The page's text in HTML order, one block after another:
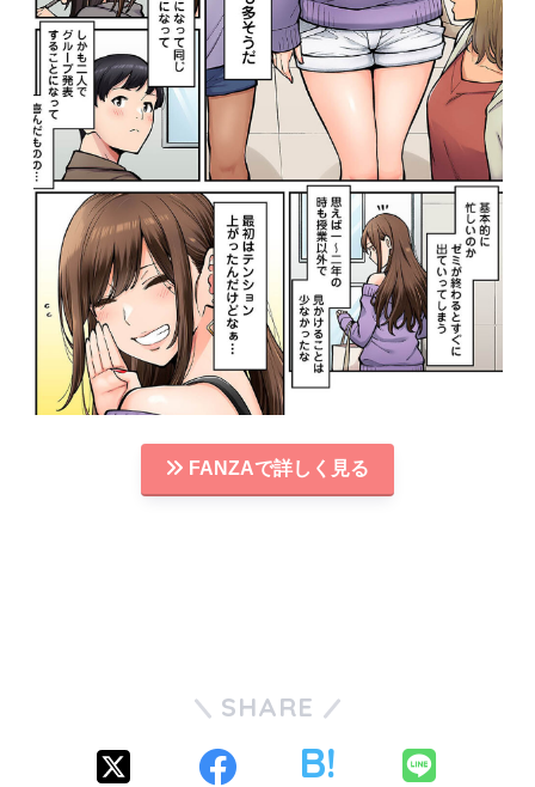
FANZAで詳しく見る
SHARE